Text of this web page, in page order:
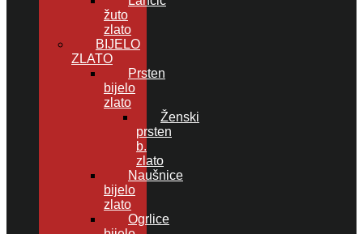
žuto
zlato
BIJELO
ZLATO
Prsten
bijelo
zlato
Ženski
prsten
b.
zlato
Naušnice
bijelo
zlato
Ogrlice